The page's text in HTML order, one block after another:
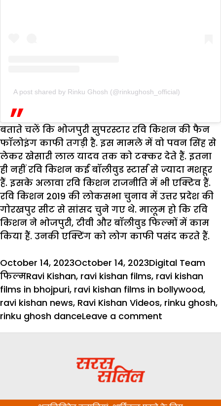
A post shared by Rinku Ghosh (@rinkughosh_official)
बताते चलें कि भोजपुरी सुपरस्टार रवि किशन की फैन
फॉलोइंग काफी तगड़ी है. इस मामले में वो पवन सिंह से
लेकर खेसारी लाल यादव तक को टक्कर देते हैं. इतना
ही नहीं रवि किशन कई बॉलीवुड स्टार्स से ज्यादा मशहूर
हैं. इसके अलावा रवि किशन राजनीति में भी एक्टिव हैं.
रवि किशन 2019 की लोकसभा चुनाव में उत्तर प्रदेश की
गोरखपुर सीट से सांसद चुने गए थे. मालूम हो कि रवि
किशन ने भोजपुरी, टीवी और बॉलीवुड फिल्मों में काम
किया हैं. उनकी एक्टिंग को लोग काफी पसंद करते हैं.
Posted
on
October 14, 2023October 14, 2023Author
Digital Team
फिल्मTags
Ravi Kishan, ravi kishan films, ravi kishan
films in bhojpuri, ravi kishan films in bollywood,
ravi kishan news, Ravi Kishan Videos, rinku ghosh,
rinku ghosh danceLeave a comment